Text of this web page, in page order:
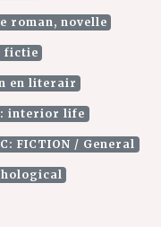
roman, novelle
fictie
en literair
interior life
FICTION / General